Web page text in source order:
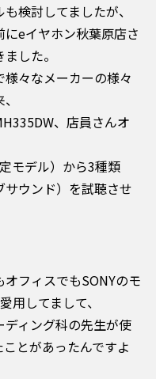
検討してましたが、
eイヤホン秋葉原店さ
した。
々なメーカーの様々
、店員さんオ
モデル）から3種類
サウンド）を試聴させ
フィスでもSONYのモ
用してまして、
ィング科の先生が使
とがあったんですよ